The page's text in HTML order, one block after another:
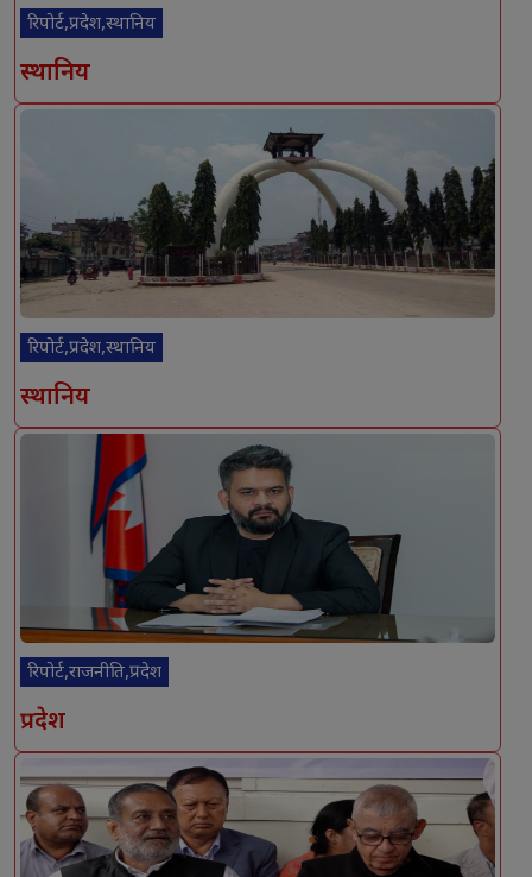
रिपोर्ट,प्रदेश,स्थानिय
स्थानिय
रिपोर्ट,प्रदेश,स्थानिय
स्थानिय
रिपोर्ट,राजनीति,प्रदेश
प्रदेश